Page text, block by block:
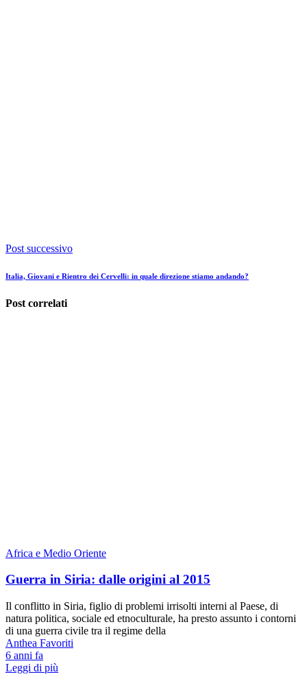
Post successivo
Italia, Giovani e Rientro dei Cervelli: in quale direzione stiamo andando?
Post correlati
Africa e Medio Oriente
Guerra in Siria: dalle origini al 2015
Il conflitto in Siria, figlio di problemi irrisolti interni al Paese, di
natura politica, sociale ed etnoculturale, ha presto assunto i contorni
di una guerra civile tra il regime della
Anthea Favoriti
6 anni fa
Leggi di più